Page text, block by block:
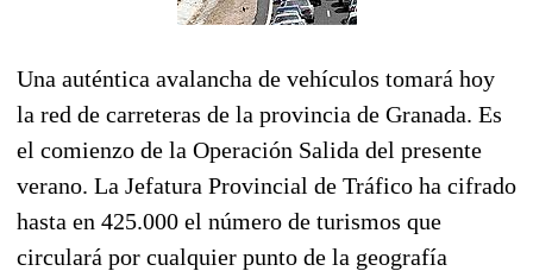
Una auténtica avalancha de vehículos tomará hoy
la red de carreteras de la provincia de Granada. Es
el comienzo de la Operación Salida del presente
verano. La Jefatura Provincial de Tráfico ha cifrado
hasta en 425.000 el número de turismos que
circulará por cualquier punto de la geografía